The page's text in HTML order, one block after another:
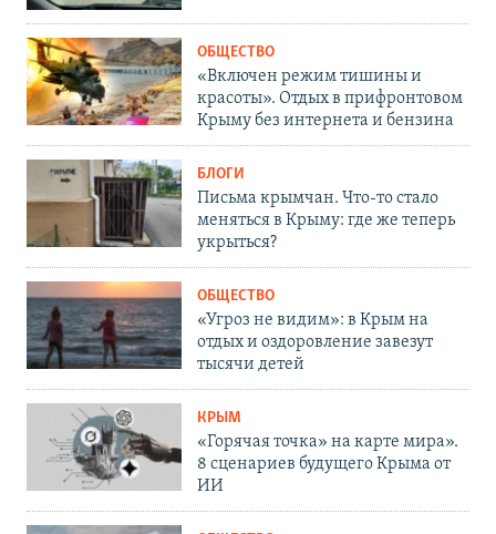
ОБЩЕСТВО
«Включен режим тишины и
красоты». Отдых в прифронтовом
Крыму без интернета и бензина
БЛОГИ
Письма крымчан. Что-то стало
меняться в Крыму: где же теперь
укрыться?
ОБЩЕСТВО
«Угроз не видим»: в Крым на
отдых и оздоровление завезут
тысячи детей
КРЫМ
«Горячая точка» на карте мира».
8 сценариев будущего Крыма от
ИИ